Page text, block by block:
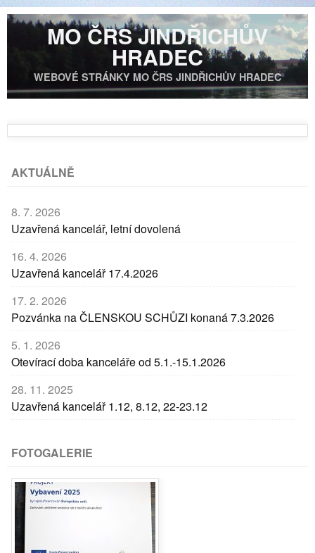
MO ČRS JINDŘICHŮV
HRADEC
WEBOVÉ STRÁNKY MO ČRS JINDŘICHŮV HRADEC
AKTUÁLNĚ
8. 7. 2026
Uzavřená kancelář, letní dovolená
16. 4. 2026
Uzavřená kancelář 17.4.2026
17. 2. 2026
Pozvánka na ČLENSKOU SCHŮZI konaná 7.3.2026
5. 1. 2026
Otevírací doba kanceláře od 5.1.-15.1.2026
28. 11. 2025
Uzavřená kancelář 1.12, 8.12, 22-23.12
FOTOGALERIE